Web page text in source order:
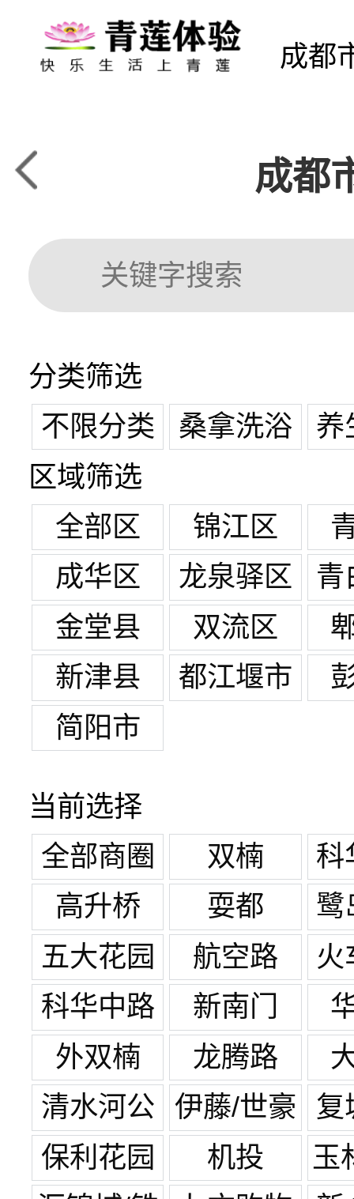
成都
成都
分类筛选
不限分类
桑拿洗浴
养
区域筛选
全部区
锦江区
成华区
龙泉驿区
青
金堂县
双流区
新津县
都江堰市
简阳市
当前选择
全部商圈
双楠
科
高升桥
耍都
鹭
五大花园
航空路
火
科华中路
王府井
新南门
外双楠
龙腾路
清水河公
园
伊藤/世豪
广场
复
保利花园 机投
玉